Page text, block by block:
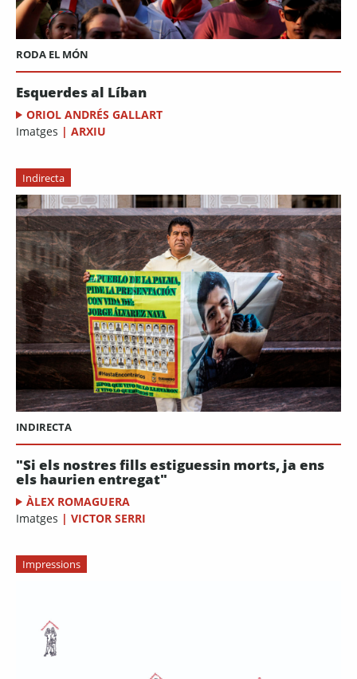
RODA EL MÓN
Esquerdes al Líban
ORIOL ANDRÉS GALLART
Imatges | ARXIU
Indirecta
INDIRECTA
"Si els nostres fills estiguessin morts, ja ens
els haurien entregat"
ÀLEX ROMAGUERA
Imatges | VICTOR SERRI
Impressions